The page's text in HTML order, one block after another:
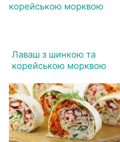
Лаваш з шинкою та
корейською морквою